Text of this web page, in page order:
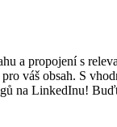
a propojení s
váš obsah. S
na LinkedInu!